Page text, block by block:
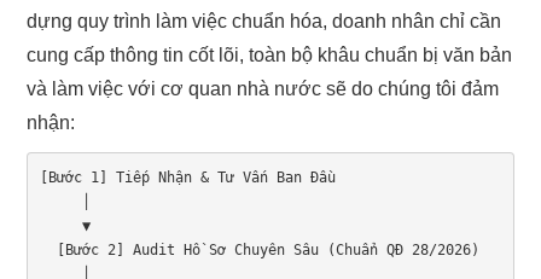
dựng quy trình làm việc chuẩn hóa, doanh nhân chỉ cần
cung cấp thông tin cốt lõi, toàn bộ khâu chuẩn bị văn bản
và làm việc với cơ quan nhà nước sẽ do chúng tôi đảm
nhận:
[Bước 1] Tiếp Nhận & Tư Vấn Ban Đầu